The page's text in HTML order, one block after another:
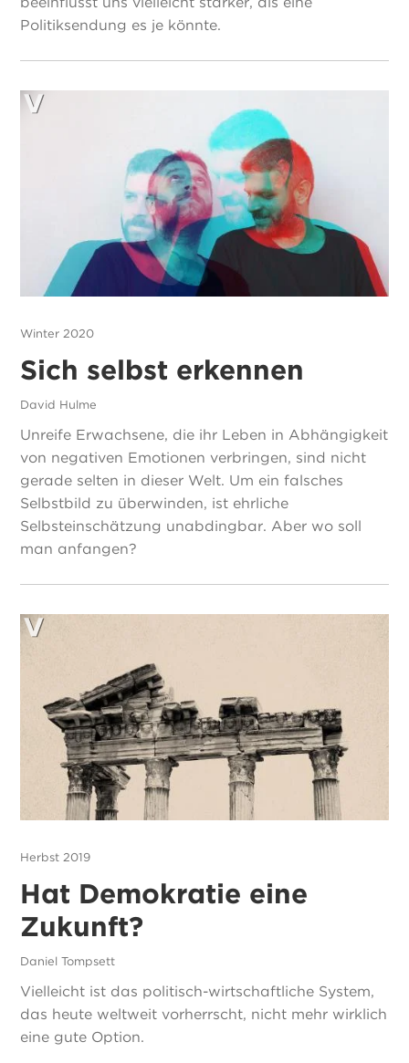
Politiksendung es je könnte.
Winter 2020
Sich selbst erkennen
David Hulme
Unreife Erwachsene, die ihr Leben in Abhängigkeit
von negativen Emotionen verbringen, sind nicht
gerade selten in dieser Welt. Um ein falsches
Selbstbild zu überwinden, ist ehrliche
Selbsteinschätzung unabdingbar. Aber wo soll
man anfangen?
Herbst 2019
Hat Demokratie eine
Zukunft?
Daniel Tompsett
Vielleicht ist das politisch-wirtschaftliche System,
das heute weltweit vorherrscht, nicht mehr wirklich
eine gute Option.